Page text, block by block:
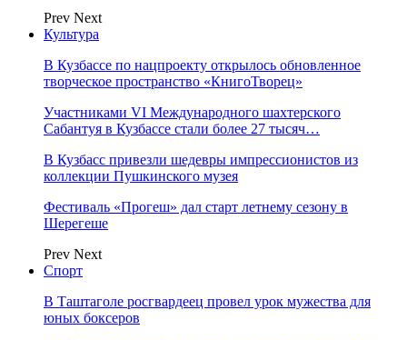
Prev Next
Культура
В Кузбассе по нацпроекту открылось обновленное
творческое пространство «КнигоТворец»
Участниками VI Международного шахтерского
Сабантуя в Кузбассе стали более 27 тысяч…
В Кузбасс привезли шедевры импрессионистов из
коллекции Пушкинского музея
Фестиваль «Прогеш» дал старт летнему сезону в
Шерегеше
Prev Next
Спорт
В Таштаголе росгвардеец провел урок мужества для
юных боксеров